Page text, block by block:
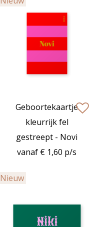
Geboortekaartje
kleurrijk fel
gestreept - Novi
vanaf € 1,60 p/s
Nieuw